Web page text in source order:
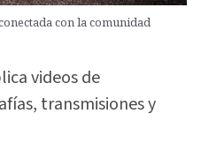
con la comunidad
videos de
transmisiones y